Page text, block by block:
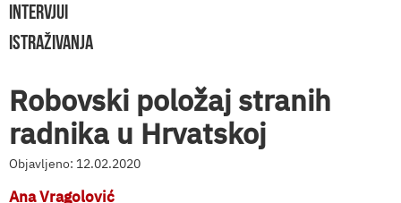
INTERVJUI
ISTRAŽIVANJA
Robovski položaj stranih
radnika u Hrvatskoj
Objavljeno: 12.02.2020
Ana Vragolović